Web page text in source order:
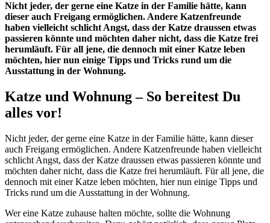
Nicht jeder, der gerne eine Katze in der Familie hätte, kann
dieser auch Freigang ermöglichen. Andere Katzenfreunde
haben vielleicht schlicht Angst, dass der Katze draussen etwas
passieren könnte und möchten daher nicht, dass die Katze frei
herumläuft. Für all jene, die dennoch mit einer Katze leben
möchten, hier nun einige Tipps und Tricks rund um die
Ausstattung in der Wohnung.
Katze und Wohnung – So bereitest Du
alles vor!
Nicht jeder, der gerne eine Katze in der Familie hätte, kann dieser
auch Freigang ermöglichen. Andere Katzenfreunde haben vielleicht
schlicht Angst, dass der Katze draussen etwas passieren könnte und
möchten daher nicht, dass die Katze frei herumläuft. Für all jene, die
dennoch mit einer Katze leben möchten, hier nun einige Tipps und
Tricks rund um die Ausstattung in der Wohnung.
Wer eine Katze zuhause halten möchte, sollte die Wohnung